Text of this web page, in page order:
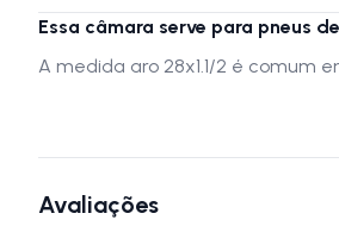
Essa câmara serve para pneus
A medida aro 28x1.1/2 é comum
Avaliações